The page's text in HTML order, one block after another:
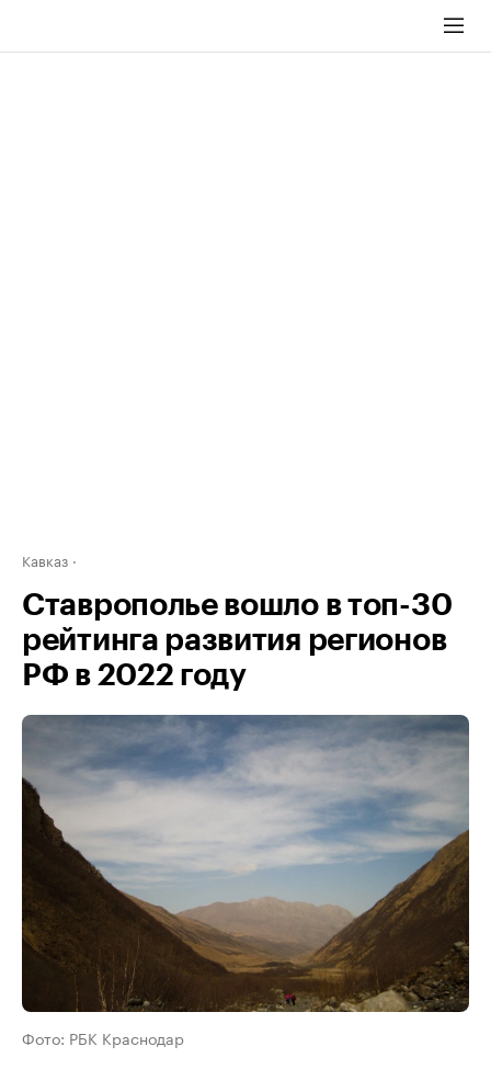
Кавказ
Ставрополье вошло в топ-30
рейтинга развития регионов
РФ в 2022 году
Фото: РБК Краснодар